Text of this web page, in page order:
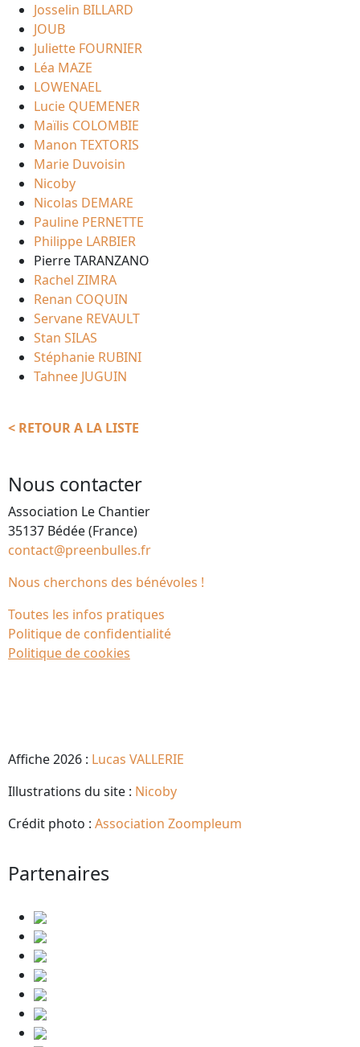
Josselin BILLARD
JOUB
Juliette FOURNIER
Léa MAZE
LOWENAEL
Lucie QUEMENER
Maïlis COLOMBIE
Manon TEXTORIS
Marie Duvoisin
Nicoby
Nicolas DEMARE
Pauline PERNETTE
Philippe LARBIER
Pierre TARANZANO
Rachel ZIMRA
Renan COQUIN
Servane REVAULT
Stan SILAS
Stéphanie RUBINI
Tahnee JUGUIN
< RETOUR A LA LISTE
Nous contacter
Association Le Chantier
35137 Bédée (France)
contact@preenbulles.fr
Nous cherchons des bénévoles !
Toutes les infos pratiques
Politique de confidentialité
Politique de cookies
Affiche 2026 : Lucas VALLERIE
Illustrations du site : Nicoby
Crédit photo : Association Zoompleum
Partenaires